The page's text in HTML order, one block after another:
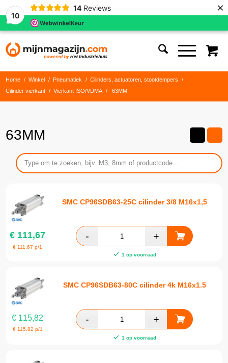
10
14 Reviews ×
Home / Winkel / Pneumatiek / Cilinders, actuatoren, stootdempers
/
Cilinder vierkant
/ Vierkant ISO/VDMA / 63MM
63MM
SMC CP96SDB63-25C cilinder 3/8 M16x1,5
€ 111,67
€ 111,67 p/1
1 op voorraad
SMC CP96SDB63-80C cilinder 4k M16x1.5
€ 115,82
€ 115,82 p/1
1 op voorraad